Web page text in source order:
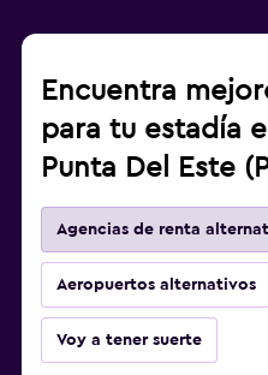
Encuentra
para tu estadía
Punta Del Este
Agencias de renta
Aeropuertos alternativos
Voy a tener suerte